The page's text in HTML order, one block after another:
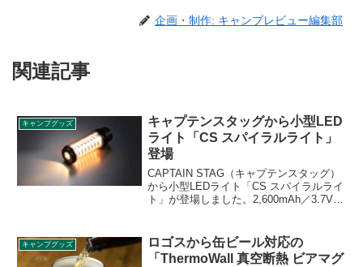
企画・制作: キャンプレビュー編集部
関連記事
キャンプグッズ
キャプテンスタッグから小型LED
ライト「CS スパイラルライト」
登場
CAPTAIN STAG（キャプテンスタッグ）
から小型LEDライト「CS スパイラルライ
ト」が登場しました。2,600mAh／3.7Vバ
階、ハンドライトの明るさは2段階調光で
きます。詳細をレビューします。
キャンプグッズ
ロゴスから缶ビール対応の
「ThermoWall 真空断熱 ビアマグ